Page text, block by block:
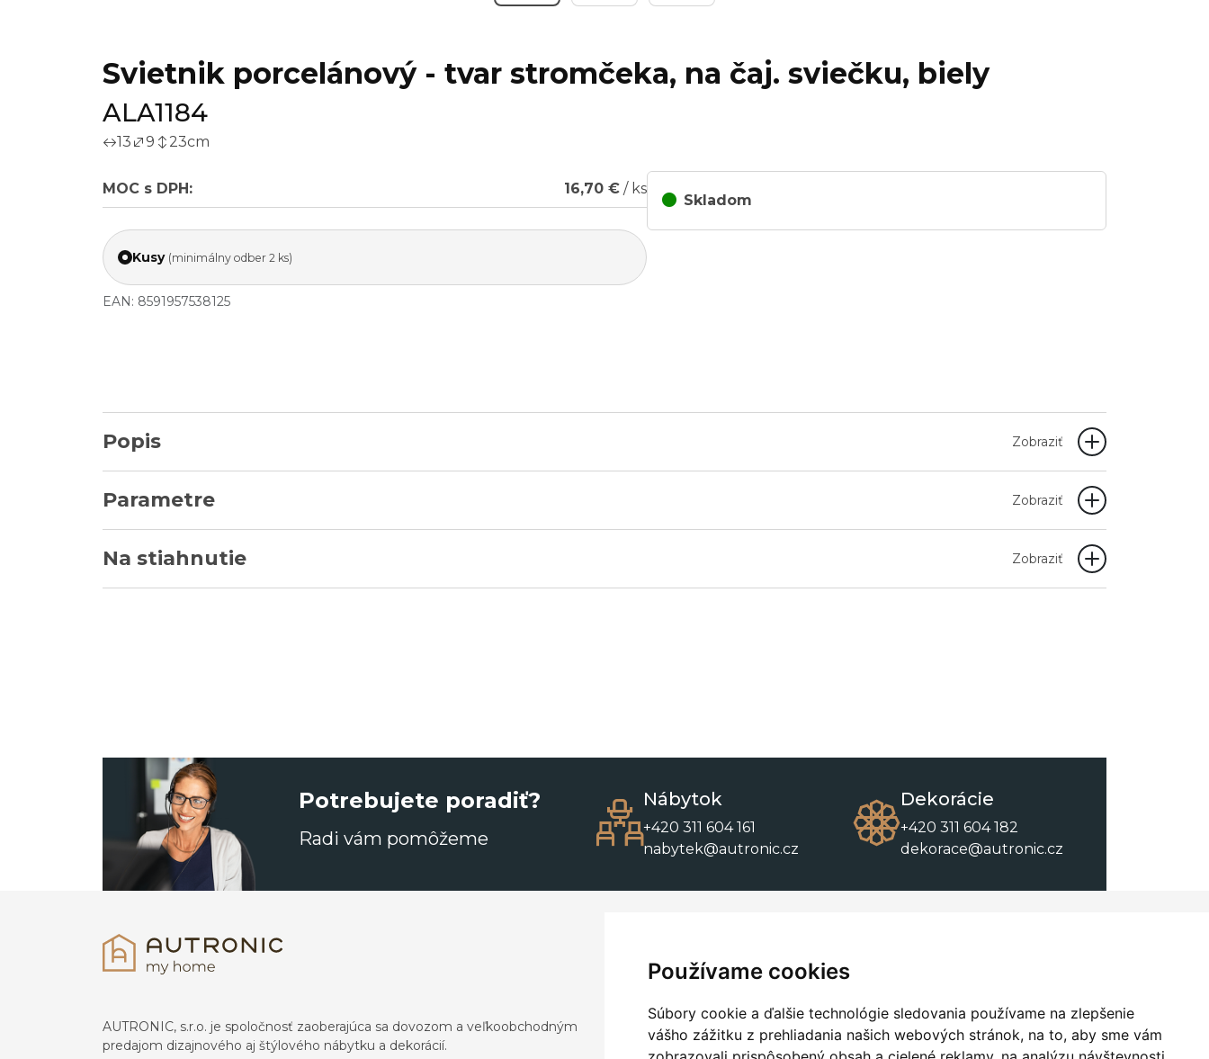
Používame cookies
Súbory cookie a ďalšie technológie sledovania používame na zlepšenie
vášho zážitku z prehliadania našich webových stránok, na to, aby sme vám
Svietnik porcelánový - tvar stromčeka, na čaj. sviečku, biely
ALA1184
13 9 23cm
MOC s DPH: 16,70 € / ks
Kusy (minimálny odber 2 ks)
EAN: 8591957538125
Skladom
Popis Zobraziť
Parametre Zobraziť
Na stiahnutie Zobraziť
Potrebujete poradiť?
Radi vám pomôžeme
Nábytok
+420 311 604 161
nabytek@autronic.cz
Dekorácie
+420 311 604 182
dekorace@autronic.cz
AUTRONIC, s.r.o. je spoločnosť zaoberajúca sa dovozom a veľkoobchodným
predajom dizajnového aj štýlového nábytku a dekorácií.
Kontakty